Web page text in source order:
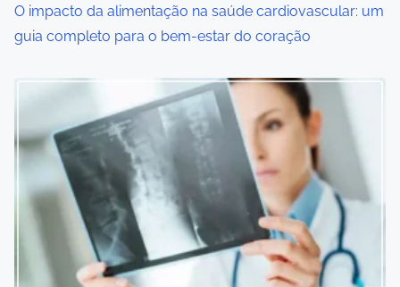
o
n
O impacto da alimentação na saúde cardiovascular: um
guia completo para o bem-estar do coração